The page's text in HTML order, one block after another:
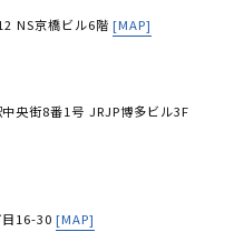
NS京橋ビル6階 [MAP]
央街8番1号 JRJP博多ビル3F
16-30 [MAP]